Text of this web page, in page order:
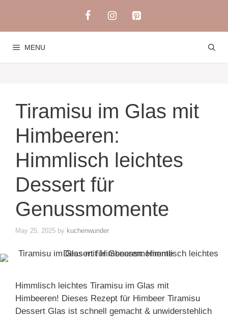
content
MENU
Tiramisu im Glas mit
Himbeeren:
Himmlisch leichtes
Dessert für
Genussmomente
May 25, 2025 by kuchenwunder
Himmlisch leichtes Tiramisu im Glas mit
Himbeeren! Dieses Rezept für Himbeer Tiramisu
Dessert Glas ist schnell gemacht & unwiderstehlich